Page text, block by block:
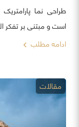
طراحی نما
است و مبتنی بر
ادامه مطلب
مقالات